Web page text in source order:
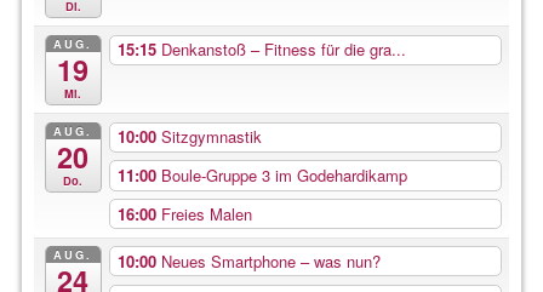
Di.
AUG.
19
Mi.
15:15 Denkanstoß – Fitness für die gra...
AUG.
20
Do.
10:00 Sitzgymnastik
11:00 Boule-Gruppe 3 im Godehardikamp
16:00 Freies Malen
AUG.
24
10:00 Neues Smartphone – was nun?